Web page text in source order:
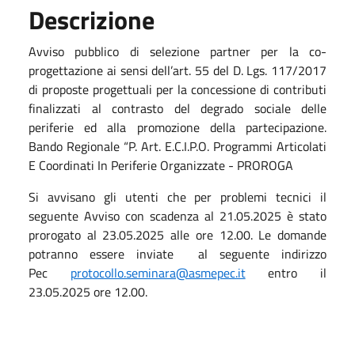
Descrizione
Avviso pubblico di selezione partner per la co-
progettazione ai sensi dell’art. 55 del D. Lgs. 117/2017
di proposte progettuali per la concessione di contributi
finalizzati al contrasto del degrado sociale delle
periferie ed alla promozione della partecipazione.
Bando Regionale “P. Art. E.C.I.P.O. Programmi Articolati
E Coordinati In Periferie Organizzate - PROROGA
Si avvisano gli utenti che per problemi tecnici il
seguente Avviso con scadenza al 21.05.2025 è stato
prorogato al 23.05.2025 alle ore 12.00. Le domande
potranno essere inviate al seguente indirizzo
Pec protocollo.seminara@asmepec.itentro il
23.05.2025 ore 12.00.